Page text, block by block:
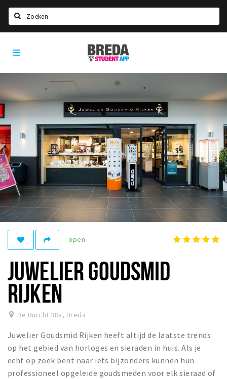
HOME
STUDEREN
Voel je thuis in Breda | GoodMood
Welkom in Breda
Studentenverenigingen
Studentenraad
Studentenroutes
New in town? Check FAQ!
WONEN
Woonruimte
Inschrijven gemeente
Zorgverzekering
Huisarts en eerste hulp
Q&A
Breda Student Shop
Draai aan het rad!
Breda
Student
open
JUWELIER GOUDSMID
RIJKEN
De Burcht 38a, Breda
Juwelier Goudsmid Rijken heeft altijd de laatste trends
op het gebied van horloges en sieraden in huis. Als je
echt op zoek bent naar iets bijzonders kunnen hun
professioneel opgeleide goudsmeden voor elk sieraad of